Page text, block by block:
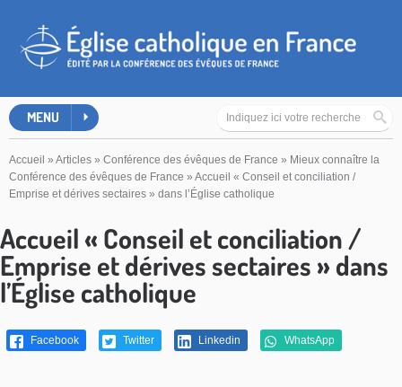
MENU
Accueil » Articles » Conférence des évêques de France » Mieux connaître la
Conférence des évêques de France » Accueil « Conseil et conciliation /
Emprise et dérives sectaires » dans l’Église catholique
Accueil « Conseil et conciliation /
Emprise et dérives sectaires » dans
l’Église catholique
Facebook Twitter Linkedin WhatsApp